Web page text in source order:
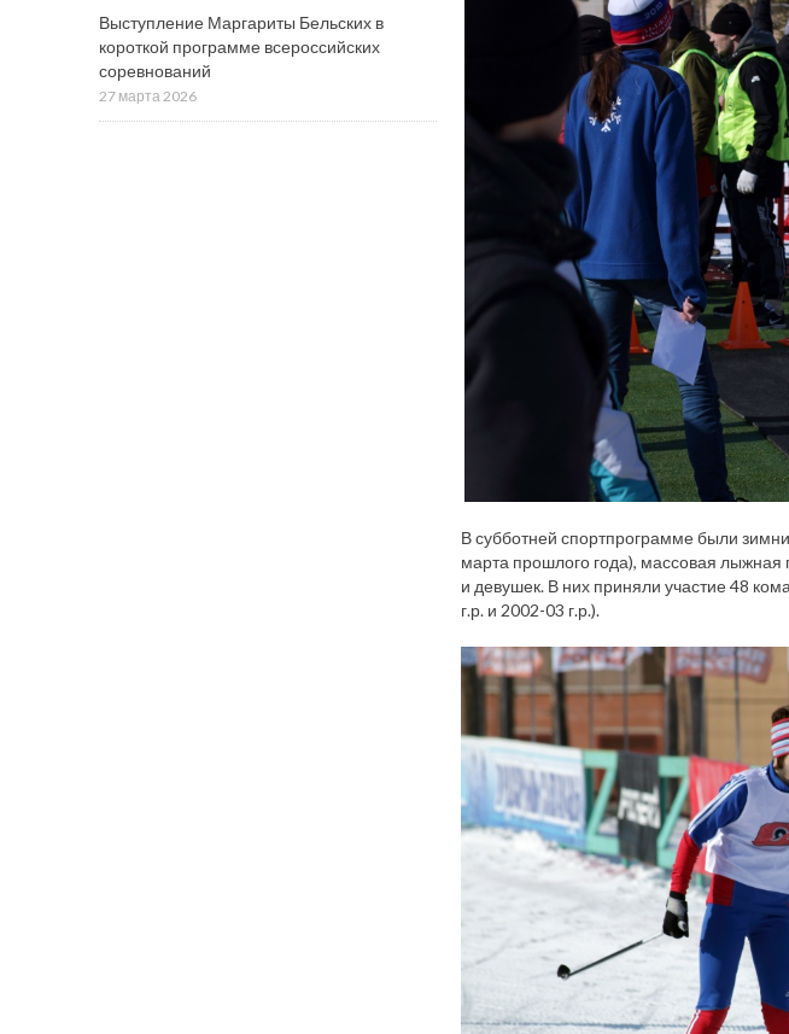
В субботней спортпрограмме были
марта прошлого года), массовая
и девушек. В них приняли участие 48
г.р. и 2002-03 г.р.).
Выступление Маргариты Бельских в
короткой программе всероссийских
соревнований
27 марта 2026